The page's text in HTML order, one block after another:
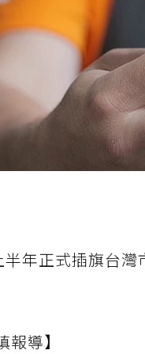
年正式插旗台
報導】